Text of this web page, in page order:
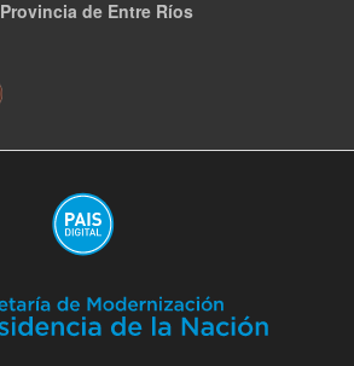
Provincia de Entre Ríos